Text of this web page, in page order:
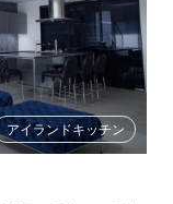
アイランドキッチン